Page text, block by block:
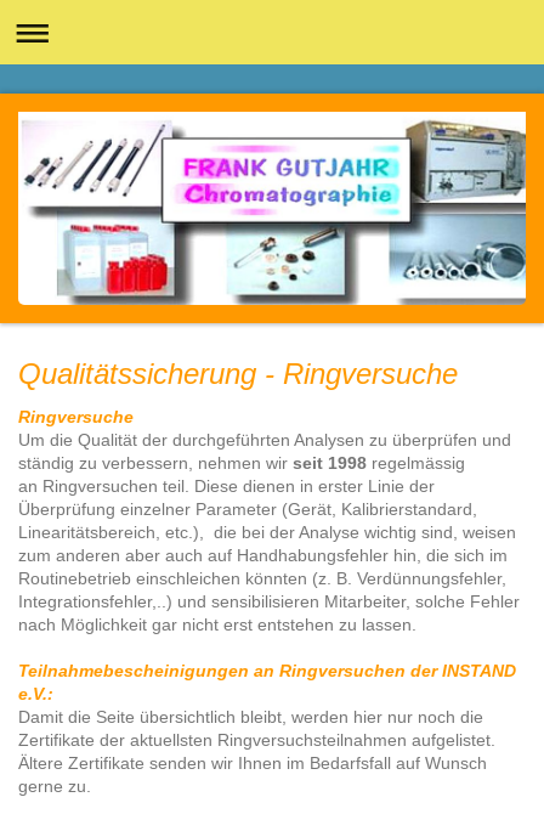
Qualitätssicherung - Ringversuche
Ringversuche
Um die Qualität der durchgeführten Analysen zu überprüfen und
ständig zu verbessern, nehmen wir seit 1998 regelmässig
an Ringversuchen teil. Diese dienen in erster Linie der
Überprüfung einzelner Parameter (Gerät, Kalibrierstandard,
Linearitätsbereich, etc.), die bei der Analyse wichtig sind, weisen
zum anderen aber auch auf Handhabungsfehler hin, die sich im
Routinebetrieb einschleichen könnten (z. B. Verdünnungsfehler,
Integrationsfehler,..) und sensibilisieren Mitarbeiter, solche Fehler
nach Möglichkeit gar nicht erst entstehen zu lassen.
Teilnahmebescheinigungen an Ringversuchen der INSTAND
e.V.:
Damit die Seite übersichtlich bleibt, werden hier nur noch die
Zertifikate der aktuellsten Ringversuchsteilnahmen aufgelistet.
Ältere Zertifikate senden wir Ihnen im Bedarfsfall auf Wunsch
gerne zu.